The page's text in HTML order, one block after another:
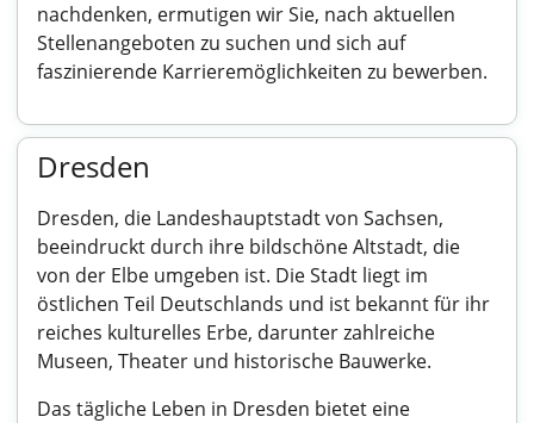
nachdenken, ermutigen wir Sie, nach aktuellen
Stellenangeboten zu suchen und sich auf
faszinierende Karrieremöglichkeiten zu bewerben.
Dresden
Dresden, die Landeshauptstadt von Sachsen,
beeindruckt durch ihre bildschöne Altstadt, die
von der Elbe umgeben ist. Die Stadt liegt im
östlichen Teil Deutschlands und ist bekannt für ihr
reiches kulturelles Erbe, darunter zahlreiche
Museen, Theater und historische Bauwerke.
Das tägliche Leben in Dresden bietet eine